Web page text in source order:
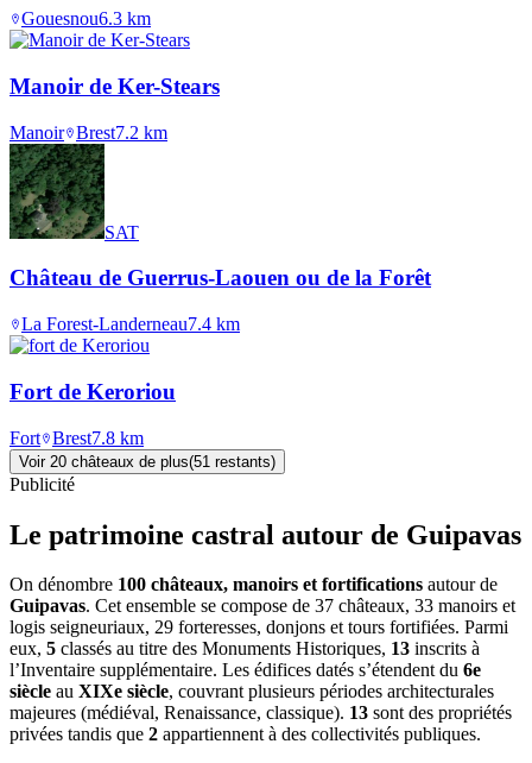
Gouesnou6.3 km
Manoir de Ker-Stears
Manoir Brest7.2 km
SAT
Château de Guerrus-Laouen ou de la Forêt
La Forest-Landerneau7.4 km
Fort de Keroriou
Fort Brest7.8 km
Voir 20 châteaux de plus(51 restants)
Publicité
Le patrimoine castral autour de Guipavas
On dénombre 100 châteaux, manoirs et fortifications autour de
Guipavas. Cet ensemble se compose de 37 châteaux, 33 manoirs et
logis seigneuriaux, 29 forteresses, donjons et tours fortifiées. Parmi
eux, 5 classés au titre des Monuments Historiques, 13 inscrits à
l’Inventaire supplémentaire. Les édifices datés s’étendent du 6e
siècle au XIXe siècle, couvrant plusieurs périodes architecturales
majeures (médiéval, Renaissance, classique). 13 sont des propriétés
privées tandis que 2 appartiennent à des collectivités publiques.